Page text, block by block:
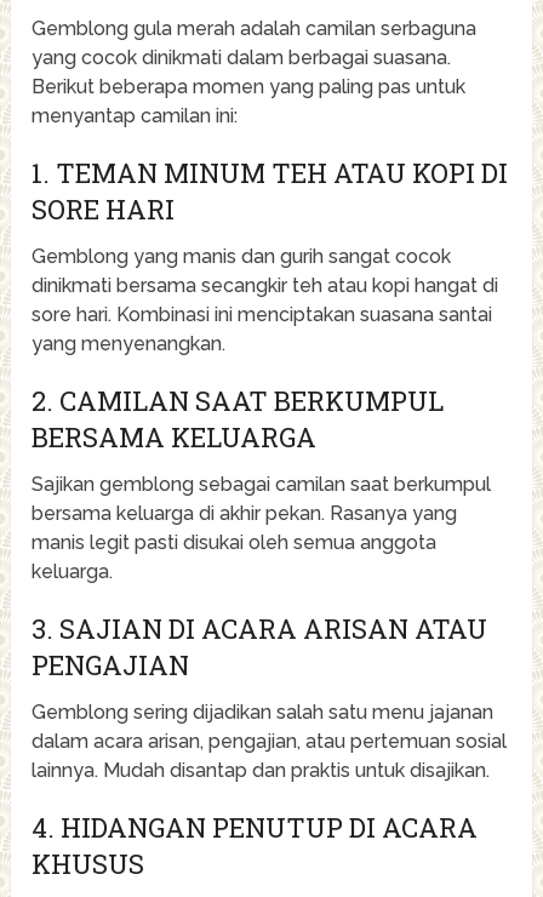
Gemblong gula merah adalah camilan serbaguna
yang cocok dinikmati dalam berbagai suasana.
Berikut beberapa momen yang paling pas untuk
menyantap camilan ini:
1. TEMAN MINUM TEH ATAU KOPI DI
SORE HARI
Gemblong yang manis dan gurih sangat cocok
dinikmati bersama secangkir teh atau kopi hangat di
sore hari. Kombinasi ini menciptakan suasana santai
yang menyenangkan.
2. CAMILAN SAAT BERKUMPUL
BERSAMA KELUARGA
Sajikan gemblong sebagai camilan saat berkumpul
bersama keluarga di akhir pekan. Rasanya yang
manis legit pasti disukai oleh semua anggota
keluarga.
3. SAJIAN DI ACARA ARISAN ATAU
PENGAJIAN
Gemblong sering dijadikan salah satu menu jajanan
dalam acara arisan, pengajian, atau pertemuan sosial
lainnya. Mudah disantap dan praktis untuk disajikan.
4. HIDANGAN PENUTUP DI ACARA
KHUSUS